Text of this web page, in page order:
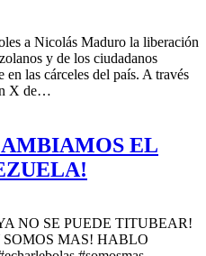
a Nicolás Maduro la liberación
y de los ciudadanos
en las cárceles del país. A través
X de…
EL
NO SE PUEDE TITUBEAR!
MAS! HABLO